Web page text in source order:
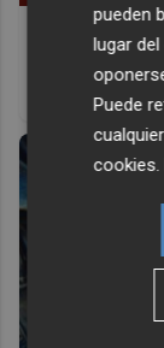
Corepunk
Un verdadero
antes, pero
pueden
lugar
Puede
cookies